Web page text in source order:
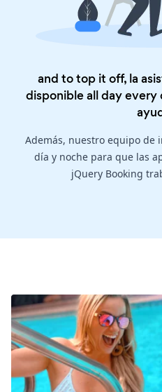
and to top it off, la
disponible all day every
Además, nuestro equipo de
día y noche para que las
jQuery Booking